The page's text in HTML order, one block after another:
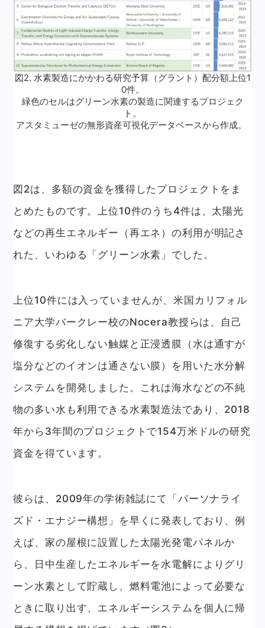
図2. 水素製造にかかわる研究予算（グラント）配分額上位1
0件。
緑色のセルはグリーン水素の製造に関連するプロジェク
ト。
アスタミューゼの無形資産可視化データベースから作成。
図2は、多額の資金を獲得したプロジェクトをま
とめたものです。上位10件のうち4件は、太陽光
などの再生エネルギー（再エネ）の利用が明記さ
れた、いわゆる「グリーン水素」でした。
上位10件には入っていませんが、米国カリフォル
ニア大学バークレー校のNocera教授らは、自己
修復する劣化しない触媒と正浸透膜（水は通すが
塩分などのイオンは通さない膜）を用いた水分解
システムを開発しました。これは海水などの不純
物の多い水も利用できる水素製造法であり、2018
年から3年間のプロジェクトで154万米ドルの研究
資金を得ています。
彼らは、2009年の学術雑誌にて「パーソナライ
ズド・エナジー構想」を早くに発表しており、例
えば、家の屋根に設置した太陽光発電パネルか
ら、日中生産したエネルギーを水電解によりグリ
ーン水素として貯蔵し、燃料電池によって必要な
ときに取り出す、エネルギーシステムを個人に帰